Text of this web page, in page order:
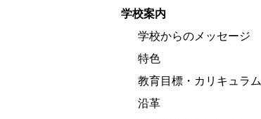
学校案内
学校からのメッセージ
特色
教育目標・カリキュラム
沿革